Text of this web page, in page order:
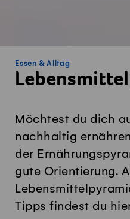
Essen & Alltag
Möchtest du dich
nachhaltig
der
gute Orientierung.
Tipps findest du